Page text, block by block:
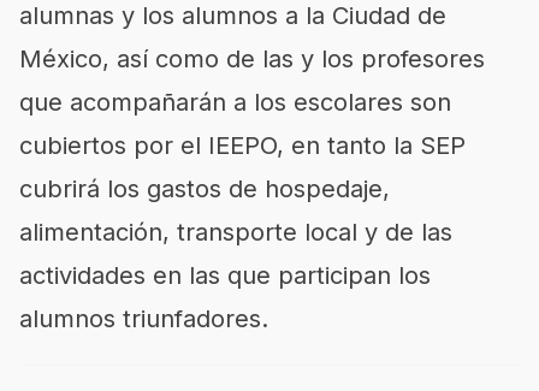
alumnas y los alumnos a la Ciudad de
México, así como de las y los profesores
que acompañarán a los escolares son
cubiertos por el IEEPO, en tanto la SEP
cubrirá los gastos de hospedaje,
alimentación, transporte local y de las
actividades en las que participan los
alumnos triunfadores.